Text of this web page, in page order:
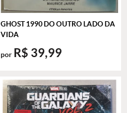
GHOST 1990 DO OUTRO LADO DA
VIDA
por R$ 39,99